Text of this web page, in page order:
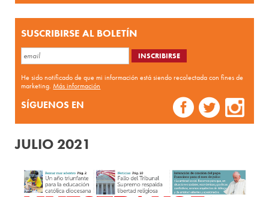
SUSCRIBIRSE AL BOLETÍN
He sido notificado de que mi información está siendo recolectada con fines de
marketing.Más información
SÍGUENOS EN
JULIO 2021